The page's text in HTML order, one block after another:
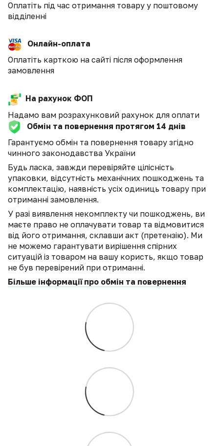
Оплатіть під час отримання товару у поштовому
відділенні
Онлайн-оплата
Оплатіть карткою на сайті після оформлення
замовлення
На рахунок ФОП
Надамо вам розрахунковий рахунок для оплати
Обмін та повернення протягом 14 днів
Гарантуємо обмін та повернення товару згідно
чинного законодавства України
Будь ласка, завжди перевіряйте цілісність
упаковки, відсутність механічних пошкоджень та
комплектацію, наявність усіх одиниць товару при
отриманні замовлення.
У разі виявлення некомплекту чи пошкоджень, ви
маєте право не оплачувати товар та відмовитися
від його отримання, склавши акт (претензію). Ми
не можемо гарантувати вирішення спірних
ситуацій із товаром на вашу користь, якщо товар
не був перевірений при отриманні.
Більше інформації про обмін та повернення